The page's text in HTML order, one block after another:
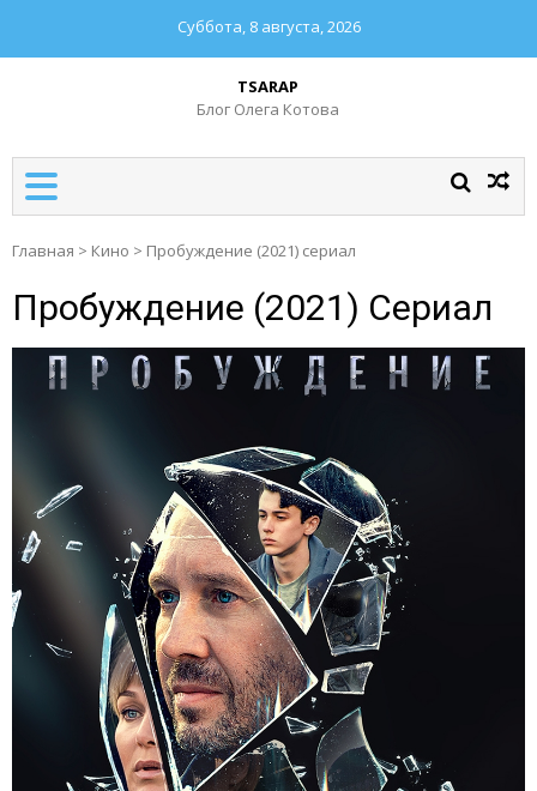
Суббота, 8 августа, 2026
TSARAP
Блог Олега Котова
Главная > Кино > Пробуждение (2021) сериал
Пробуждение (2021) Сериал